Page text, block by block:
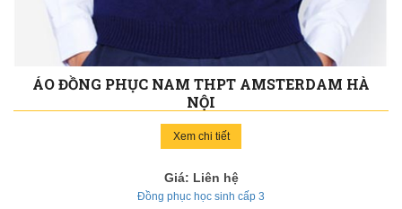
ÁO ĐỒNG PHỤC NAM THPT AMSTERDAM HÀ
NỘI
Xem chi tiết
Giá: Liên hệ
Đồng phục học sinh cấp 3